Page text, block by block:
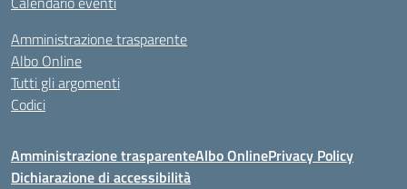
Amministrazione trasparente
Albo Online
Tutti gli argomenti
Codici
Amministrazione trasparenteAlbo OnlinePrivacy Policy
Dichiarazione di accessibilità